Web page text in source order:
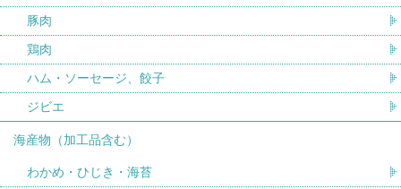
豚肉
鶏肉
ハム・ソーセージ、餃子
ジビエ
海産物（加工品含む）
わかめ・ひじき・海苔